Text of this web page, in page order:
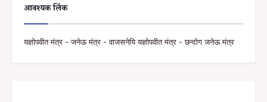
आवश्यक लिंक
यज्ञोपवीत मंत्र - जनेऊ मंत्र - वाजसनेयि यज्ञोपवीत मंत्र - छन्दोग जनेऊ मंत्र